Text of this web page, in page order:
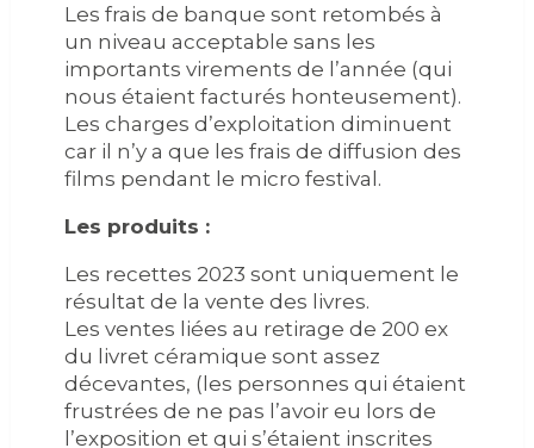
Les frais de banque sont retombés à
un niveau acceptable sans les
importants virements de l’année (qui
nous étaient facturés honteusement).
Les charges d’exploitation diminuent
car il n’y a que les frais de diffusion des
films pendant le micro festival.
Les produits :
Les recettes 2023 sont uniquement le
résultat de la vente des livres.
Les ventes liées au retirage de 200 ex
du livret céramique sont assez
décevantes, (les personnes qui étaient
frustrées de ne pas l’avoir eu lors de
l’exposition et qui s’étaient inscrites